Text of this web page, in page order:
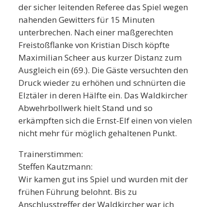
der sicher leitenden Referee das Spiel wegen
nahenden Gewitters für 15 Minuten
unterbrechen. Nach einer maßgerechten
Freistoßflanke von Kristian Disch köpfte
Maximilian Scheer aus kurzer Distanz zum
Ausgleich ein (69.). Die Gäste versuchten den
Druck wieder zu erhöhen und schnürten die
Elztäler in deren Hälfte ein. Das Waldkircher
Abwehrbollwerk hielt Stand und so
erkämpften sich die Ernst-Elf einen von vielen
nicht mehr für möglich gehaltenen Punkt.
Trainerstimmen:
Steffen Kautzmann:
Wir kamen gut ins Spiel und wurden mit der
frühen Führung belohnt. Bis zu
Anschlusstreffer der Waldkircher war ich